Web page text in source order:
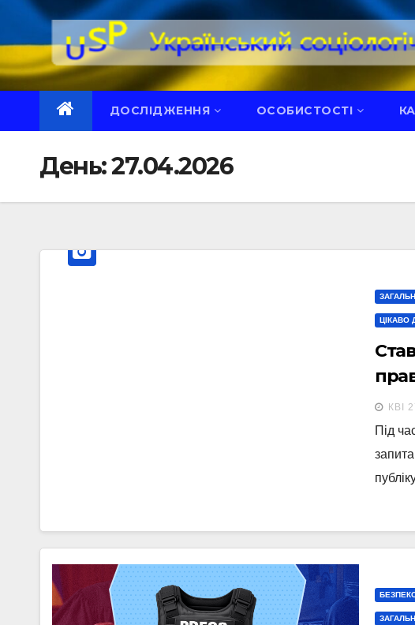
Перейти
вмісту
ДОСЛІДЖЕННЯ ОСОБИСТОСТІ
День:27.04.2026
ЦІКАВО
КВІ
Під